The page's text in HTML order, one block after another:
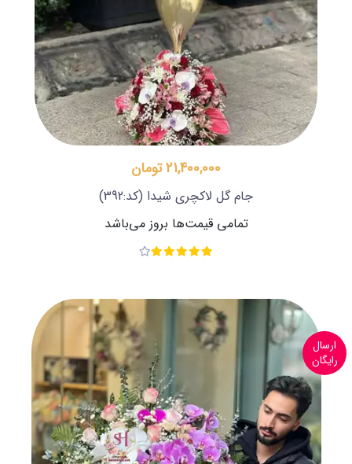
21,400,000 تومان
جام گل لاکچری شیدا (کد:392)
تمامی قیمت‌ها بروز می‌باشد
ارسال
رایگان